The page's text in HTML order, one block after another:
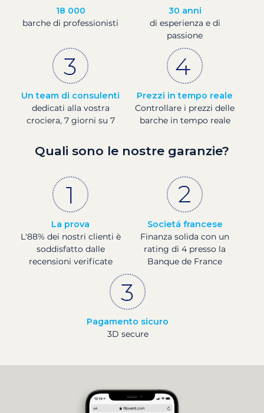
18 000
barche di professionisti
30 anni
di esperienza e di
passione
Un team di consulenti
dedicati alla vostra
crociera, 7 giorni su 7
Prezzi in tempo reale
Controllare i prezzi delle
barche in tempo reale
Quali sono le nostre garanzie?
La prova
L'88% dei nostri clienti è
soddisfatto dalle
recensioni verificate
Societá francese
Finanza solida con un
rating di 4 presso la
Banque de France
Pagamento sicuro
3D secure